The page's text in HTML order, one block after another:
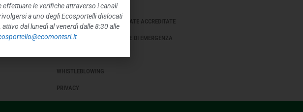
INFORMAZIONI AMBIENTALI
STRUTTURE SANITARIE PRIVATE ACCREDITATE
INTERVENTI STRAORDINARI E DI EMERGENZA
WHISTLEBLOWING
PRIVACY
le verifiche attraverso i canali
a uno degli Ecosportelli dislocati
dal lunedì al venerdì dalle 8:30 alle